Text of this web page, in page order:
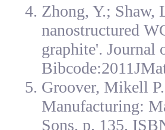
Zhong, Y.; Shaw,
nanostructured
graphite'. Journal
Groover, Mikell
Manufacturing:
Sons. p. 135.